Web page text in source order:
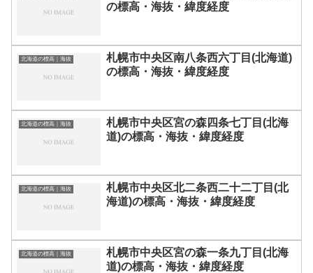
の標高・海抜・緯度経度
北海道の標高｜海抜
札幌市中央区南八条西六丁目(北海道)
の標高・海抜・緯度経度
北海道の標高｜海抜
札幌市中央区宮の森四条七丁目(北海
道)の標高・海抜・緯度経度
北海道の標高｜海抜
札幌市中央区北二条西二十二丁目(北
海道)の標高・海抜・緯度経度
北海道の標高｜海抜
札幌市中央区宮の森一条九丁目(北海
道)の標高・海抜・緯度経度